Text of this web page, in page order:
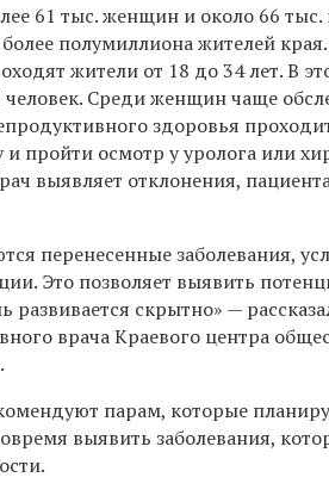
61 тыс. женщин и около 66
полумиллиона жителей
жители от 18 до 34 лет. В
Среди женщин чаще
здоровья
пройти осмотр у уролога или
выявляет отклонения,
перенесенные заболевания,
Это позволяет выявить
развивается скрытно» —
врача Краевого центра
парам, которые
выявить заболевания,